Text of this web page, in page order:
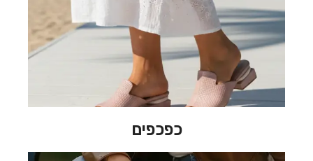
כפכפים